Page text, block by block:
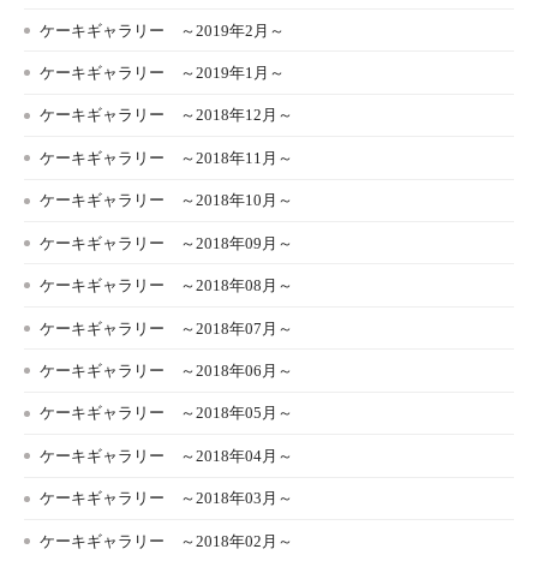
ケーキギャラリー ～2019年2月～
ケーキギャラリー ～2019年1月～
ケーキギャラリー ～2018年12月～
ケーキギャラリー ～2018年11月～
ケーキギャラリー ～2018年10月～
ケーキギャラリー ～2018年09月～
ケーキギャラリー ～2018年08月～
ケーキギャラリー ～2018年07月～
ケーキギャラリー ～2018年06月～
ケーキギャラリー ～2018年05月～
ケーキギャラリー ～2018年04月～
ケーキギャラリー ～2018年03月～
ケーキギャラリー ～2018年02月～